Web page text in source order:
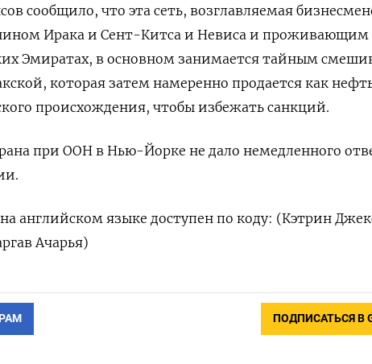
сообщило, что эта сеть, возглавляемая
Ирака и Сент-Китса и Невиса и проживающим
Эмиратах, в основном занимается тайным
которая затем намеренно продается как
происхождения, чтобы избежать санкций.
при ООН в Нью-Йорке не дало немедленного
английском языке доступен по коду: (Кэтрин
Ачарья)
ПОДПИСАТЬСЯ В